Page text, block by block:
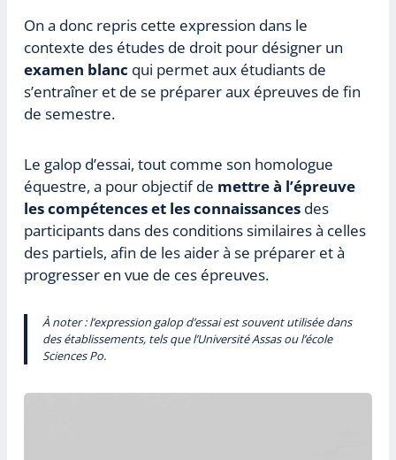
On a donc repris cette expression dans le
contexte des études de droit pour désigner un
examen blanc qui permet aux étudiants de
s’entraîner et de se préparer aux épreuves de fin
de semestre.
Le galop d’essai, tout comme son homologue
équestre, a pour objectif de mettre à l’épreuve
les compétences et les connaissances des
participants dans des conditions similaires à celles
des partiels, afin de les aider à se préparer et à
progresser en vue de ces épreuves.
À noter : l’expression galop d’essai est souvent utilisée dans
des établissements, tels que l’Université Assas ou l’école
Sciences Po.